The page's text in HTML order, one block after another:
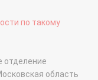
по такому
отделение
область